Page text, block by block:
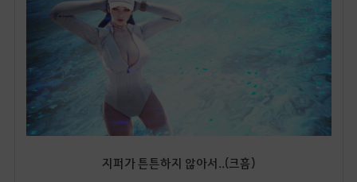
지퍼가 튼튼하지 않아서..(크흠)